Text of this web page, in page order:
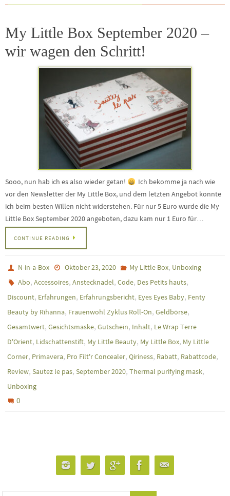
My Little Box September 2020 –
wir wagen den Schritt!
Sooo, nun hab ich es also wieder getan!
Ich bekomme ja nach wie
vor den Newsletter der My Little Box, und dem letzten Angebot konnte
ich beim besten Willen nicht widerstehen. Für nur 5 Euro wurde die My
Little Box September 2020 angeboten, dazu kam nur 1 Euro für…
CONTINUE READING
N-in-a-Box Oktober 23, 2020 My Little Box, Unboxing
Abo,Accessoires,Anstecknadel,Code, Des Petits hauts,
Discount, Erfahrungen, Erfahrungsbericht, Eyes Eyes Baby, Fenty
Beauty by Rihanna, Frauenwohl Zyklus Roll-On, Geldbörse,
Gesamtwert, Gesichtsmaske, Gutschein, Inhalt, Le Wrap Terre
D'Orient, Lidschattenstift, My Little Beauty, My Little Box, My Little
Corner, Primavera, Pro Filt'r Concealer, Qiriness, Rabatt, Rabattcode,
Review, Sautez le pas, September 2020, Thermal purifying mask,
Unboxing
0